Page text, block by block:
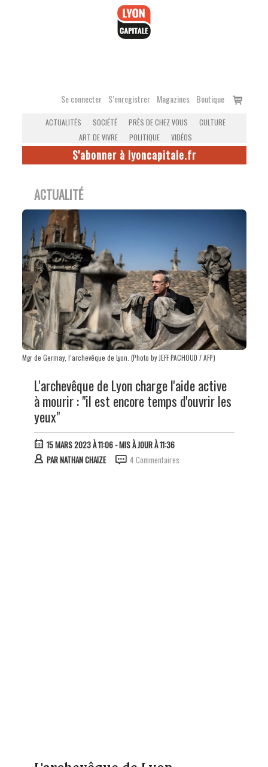
Se connecter S’enregistrer Magazines Boutique
Voir
ACTUALITÉS SOCIÉTÉ PRÈS DE CHEZ VOUS
CULTURE
ART DE VIVRE
POLITIQUE VIDÉOS
S'abonner à lyoncapitale.fr
ACTUALITÉ
Mgr de Germay, l’archevêque de Lyon. (Photo by JEFF PACHOUD / AFP)
L'archevêque de Lyon charge l'aide active
à mourir : "il est encore temps d'ouvrir les
yeux"
15 MARS 2023 À 11:06- MIS À JOUR À 11:36
PARNATHAN CHAIZE 4 Commentaires